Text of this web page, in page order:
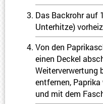
Das Backrohr auf
Unterhitze)
Von den
einen Deckel
Weiterverwertung
entfernen,
und mit dem